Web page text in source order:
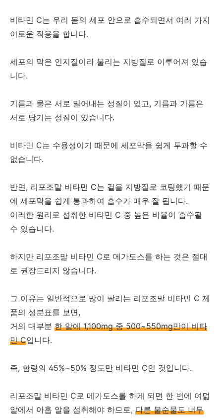
비타민 C는 우리 몸의 세포 안으로 흡수되면서 여러 가지
이로운 작용을 합니다.
세포의 막은 인지질이라 불리는 지방질로 이루어져 있습
니다.
기름과 물은 서로 밀어내는 성질이 있고, 기름과 기름은
서로 당기는 성질이 있습니다.
비타민 C는 수용성이기 때문에 세포막을 쉽게 투과할 수
없습니다.
반면, 리포조말 비타민 C는 겉을 지방질로 코팅했기 때문
에 세포막을 쉽게 통과하여 흡수가 매우 잘 됩니다.
이러한 원리로 섭취한 비타민 C 중 높은 비율이 흡수될
수 있습니다.
하지만 리포조말 비타민 C로 메가도스를 하는 것은 절대
로 권장드리지 않습니다.
그 이유는 일반적으로 많이 팔리는 리포조말 비타민 C 제
품의 성분표를 보면,
거의 대부분 한 알에 1,100mg 중 500~550mg만이 비타
민 C입니다.
즉, 함량의 45%~50% 정도만 비타민 C인 것입니다.
리포조말 비타민 C로 메가도스를 하게 되면 한 번에 여덟
알에서 아홉 알을 섭취해야 하므로, 다른 불순물도 너무